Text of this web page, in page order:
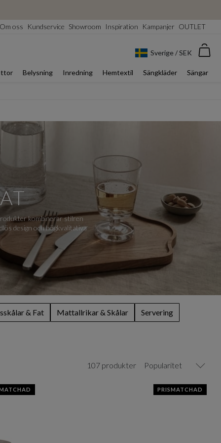
Om oss Kundservice Showroom Inspiration Kampanjer OUTLET
Sverige / SEK
Belysning Inredning Hemtextil Sängkläder Sängar
kombinerar stilren
design och högkvalitativa
& Fat Mattallrikar & Skålar Servering
107 produkter Popularitet
PRISMATCHAD